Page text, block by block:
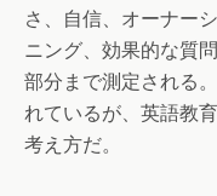
さ、自信、オーナー
ニング、効果的な質
部分まで測定される
れているが、英語教
考え方だ。